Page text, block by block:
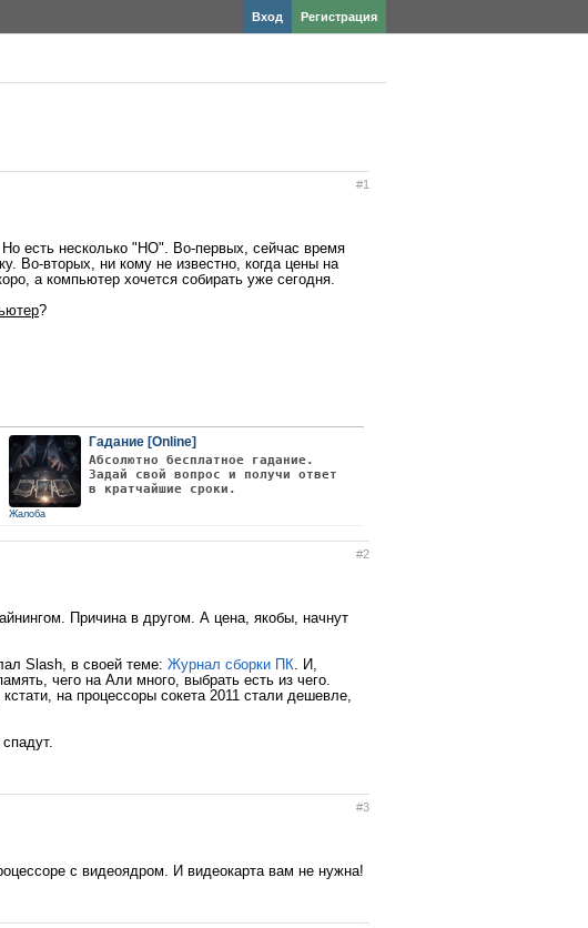
Регистрация
Вход
#1
есть несколько "НО". Во-первых, сейчас время
Во-вторых, ни кому не известно, когда цены на
а компьютер хочется собирать уже сегодня.
?
Гадание [Online]
Абсолютно бесплатное гадание.
Задай свой вопрос и получи ответ
в кратчайшие сроки.
Жалоба
#2
Причина в другом. А цена, якобы, начнут
Slash, в своей теме: Журнал сборки ПК. И,
чего на Али много, выбрать есть из чего.
на процессоры сокета 2011 стали дешевле,
#3
с видеоядром. И видеокарта вам не нужна!